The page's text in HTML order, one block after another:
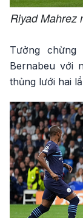
Riyad Mahrez
Tưởng
Bernabeu với
thủng lưới hai